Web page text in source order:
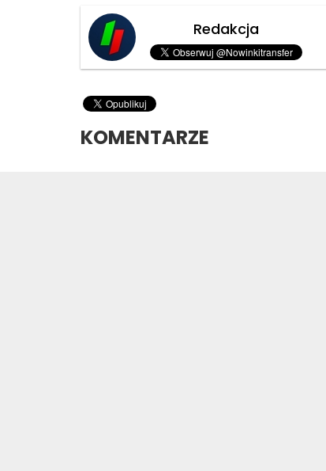
Redakcja
KOMENTARZE